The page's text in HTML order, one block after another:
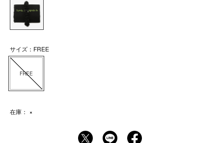
サイズ：FREE
FREE
在庫： ×